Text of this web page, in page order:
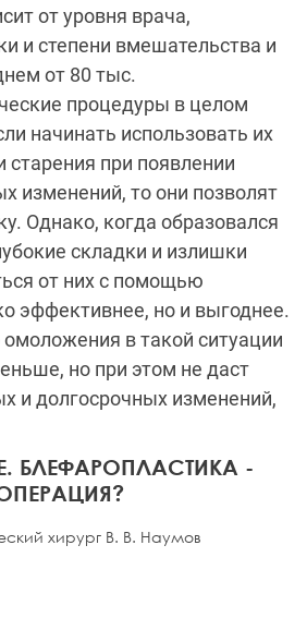
от уровня врача,
и степени вмешательства и
от 80 тыс.
процедуры в целом
начинать использовать их
старения при появлении
изменений, то они позволят
Однако, когда образовался
складки и излишки
от них с помощью
эффективнее, но и выгоднее.
омоложения в такой ситуации
но при этом не даст
и долгосрочных изменений,
БЛЕФАРОПЛАСТИКА -
хирург В. В. Наумов